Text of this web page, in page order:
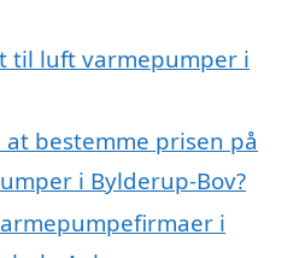
til luft varmepumper i
bestemme prisen på
i Bylderup-Bov?
i